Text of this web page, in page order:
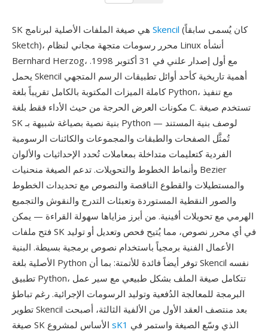
Skencil (كان يُسمى سابقاً
Sketch)، محرر رسومات متجهة مجاني لنظام Linux أنشأه
Bernhard Herzog، مع أول إصدار علني في 31 أكتوبر 1998.
يحمل Skencil أهمية تاريخية كأحد أوائل تطبيقات الرسم المتجهي
كاملة الميزات المكتوبة بالكامل تقريباً بلغة Python، مع تنفيذ
مكونات العرض الحرجة من حيث الأداء فقط بلغة C. تستخدم صيغة
SK بنية نصية بصياغة شبيهة بـ Python لوصف بنية المستند —
تُمثَّل الصفحات والطبقات والمجموعات والكائنات الرسومية
الفردية كتعليمات متداخلة بمعاملات تُحدد الإحداثيات والألوان
وأنماط الخطوط والتحويلات. تدعم الصيغة منحنيات Bezier
والمستطيلات والقطوع الناقصة والنصوص مع تحديدات الخطوط
والصور النقطية المستوردة وتعبئات التدرج والنقوش والتجميع
الهرمي مع تحويلات أفينية. من أبرز مزاياها سهولة القراءة — يمكن
فتح ملفات SK في أي محرر نصوص، مما يُتيح فحص وتعديل أو توليد
الأعمال الفنية برمجياً باستخدام نصوص برمجية بسيطة. البنية
الأصلية بلغة Python توفر أيضاً فائدة للأتمتة: بما أن Skencil نفسه
تطبيق Python، تتكامل صيغة الملف بشكل طبيعي مع سير عمل
البرمجة للمعالجة الدُفعية وتوليد الرسومات الإجرائية. رغم تباطؤ
تطوير Skencil بعد منتصف العقد الأول من الألفية الثالثة، أصبحت
sK1